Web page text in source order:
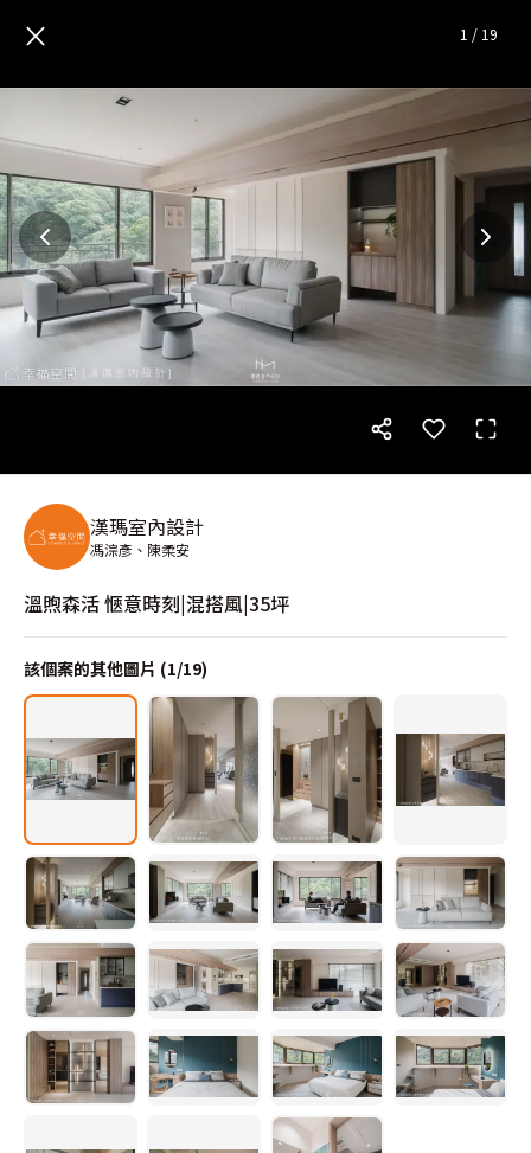
溫煦森活 愜意時刻|混搭風|35坪
× 1 / 19
漢瑪室內設計
馮淙彥、陳柔安
溫煦森活 愜意時刻|混搭風|35坪
該個案的其他圖片 (1/19)